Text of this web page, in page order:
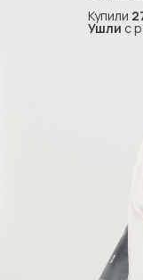
Купили
Ушли с